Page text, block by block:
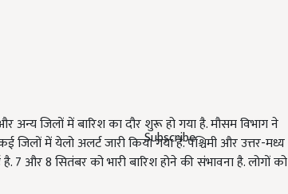
Subscribe
अन्य जिलों में बारिश का दौर शुरू हो गया है. मौसम विभाग ने
में येलो अलर्ट जारी किया गया है. पश्चिमी और उत्तर-मध्य
और 8 सितंबर को भारी बारिश होने की संभावना है. लोगों को